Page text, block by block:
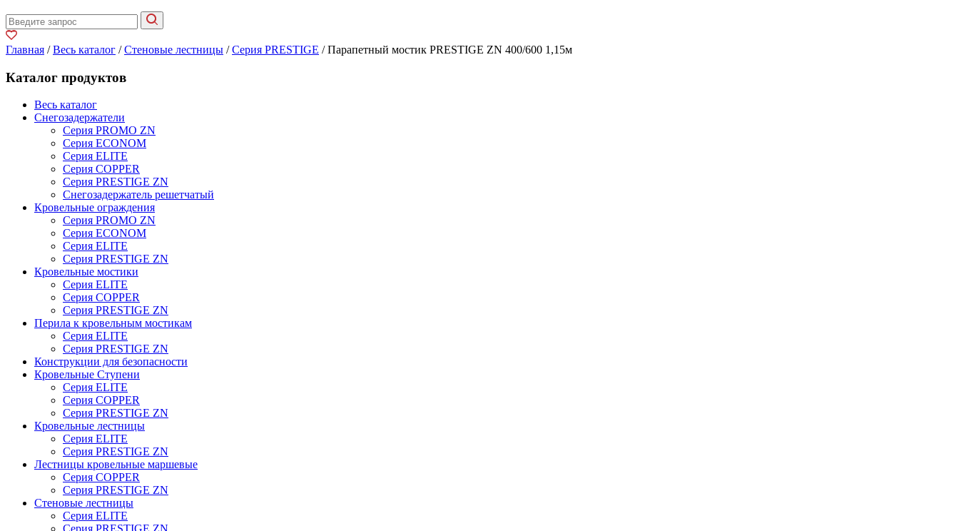
Главная /Весь каталог /Стеновые лестницы /Серия PRESTIGE / Парапетный мостик PRESTIGE ZN 400/600 1,15м
Каталог продуктов
Весь каталог
Снегозадержатели
Серия PROMO ZN
Серия ECONOM
Серия ELITE
Серия COPPER
Серия PRESTIGE ZN
Снегозадержатель решетчатый
Кровельные ограждения
Серия PROMO ZN
Серия ECONOM
Серия ELITE
Серия PRESTIGE ZN
Кровельные мостики
Серия ELITE
Серия COPPER
Серия PRESTIGE ZN
Перила к кровельным мостикам
Серия ELITE
Серия PRESTIGE ZN
Конструкции для безопасности
Кровельные Ступени
Серия ELITE
Серия COPPER
Серия PRESTIGE ZN
Кровельные лестницы
Серия ELITE
Серия PRESTIGE ZN
Лестницы кровельные маршевые
Серия COPPER
Серия PRESTIGE ZN
Стеновые лестницы
Серия ELITE